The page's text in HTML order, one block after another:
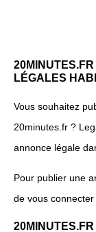
LÉGALES
Vous souhaitez
20minutes.fr ?
annonce légale
Pour publier une
de vous